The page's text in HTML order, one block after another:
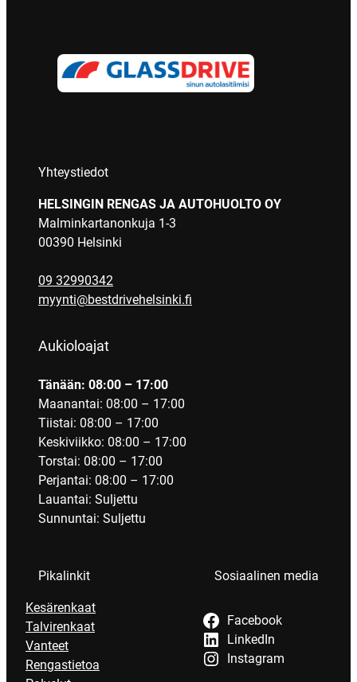
Yhteystiedot
HELSINGIN RENGAS JA AUTOHUOLTO OY
Malminkartanonkuja 1-3
00390 Helsinki
09 32990342
myynti@bestdrivehelsinki.fi
Aukioloajat
Tänään: 08:00 – 17:00
Maanantai: 08:00 – 17:00
Tiistai: 08:00 – 17:00
Keskiviikko: 08:00 – 17:00
Torstai: 08:00 – 17:00
Perjantai: 08:00 – 17:00
Lauantai: Suljettu
Sunnuntai: Suljettu
Pikalinkit
Kesärenkaat
Talvirenkaat
Vanteet
Rengastietoa
Sosiaalinen media
Facebook
LinkedIn
Instagram